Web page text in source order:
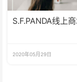
S.F.PANDA线上
2020年05月29日